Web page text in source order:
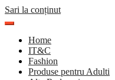
Sari la conținut
Home
IT&C
Fashion
Produse pentru Adulti